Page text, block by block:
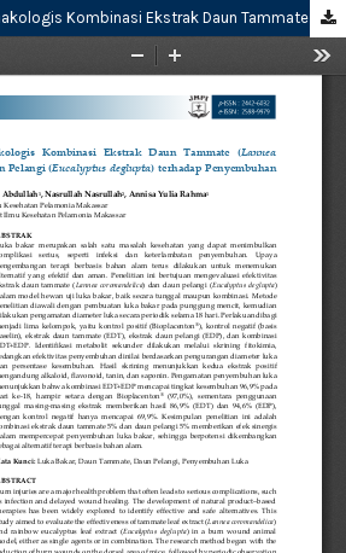
Eksplorasi Efek Farmakologis Kombinasi Ekstrak Daun Tammate (Lannea coromandelica) dan Daun Pelangi (Eucalyptus deglupta) terhadap Penyembuhan Luka Bakar pada Mencit